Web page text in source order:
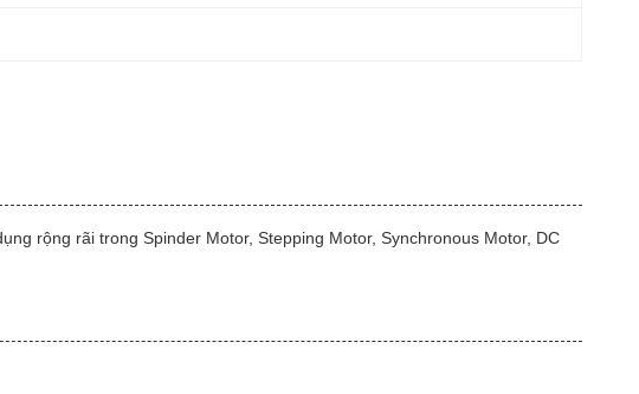
rộng rãi trong Spinder Motor, Stepping Motor, Synchronous Motor, DC